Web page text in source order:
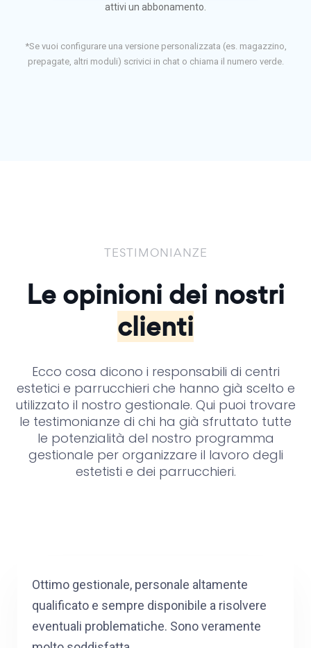
attivi un abbonamento.
*Se vuoi configurare una versione personalizzata (es. magazzino,
prepagate, altri moduli) scrivici in chat o chiama il numero verde.
TESTIMONIANZE
Le opinioni dei nostri
clienti
Ecco cosa dicono i responsabili di centri
estetici e parrucchieri che hanno già scelto e
utilizzato il nostro gestionale. Qui puoi trovare
le testimonianze di chi ha già sfruttato tutte
le potenzialità del nostro programma
gestionale per organizzare il lavoro degli
estetisti e dei parrucchieri.
Ottimo gestionale, personale altamente
qualificato e sempre disponibile a risolvere
eventuali problematiche. Sono veramente